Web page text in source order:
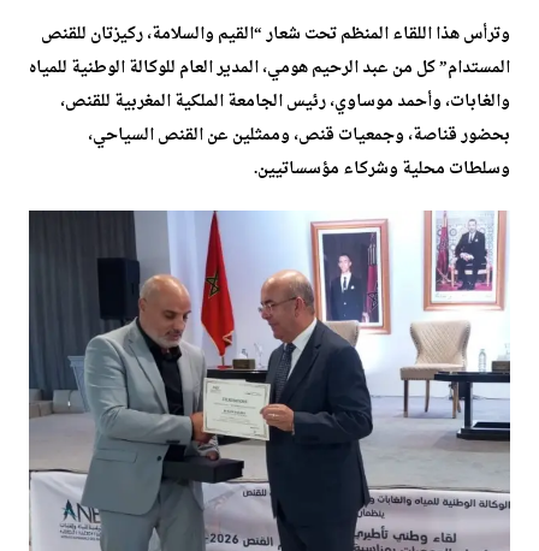
وترأس هذا اللقاء المنظم تحت شعار “القيم والسلامة، ركيزتان للقنص
المستدام” كل من عبد الرحيم هومي، المدير العام للوكالة الوطنية للمياه
والغابات، وأحمد موساوي، رئيس الجامعة الملكية المغربية للقنص،
بحضور قناصة، وجمعيات قنص، وممثلين عن القنص السياحي،
وسلطات محلية وشركاء مؤسساتيين.